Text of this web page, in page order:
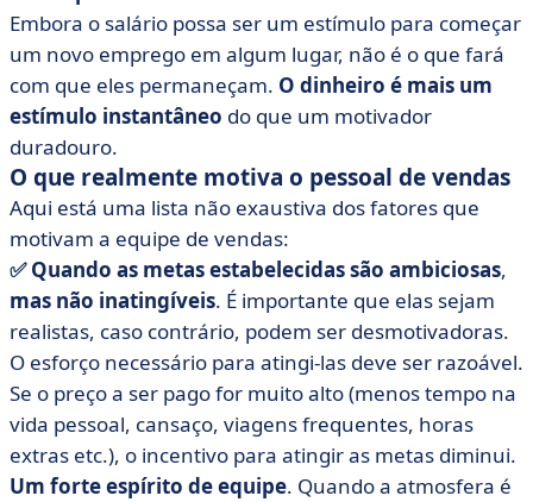
Embora o salário possa ser um estímulo para começar
um novo emprego em algum lugar, não é o que fará
com que eles permaneçam. O dinheiro é mais um
estímulo instantâneo do que um motivador
duradouro.
O que realmente motiva o pessoal de vendas
Aqui está uma lista não exaustiva dos fatores que
motivam a equipe de vendas:
✅ Quando as metas estabelecidas são ambiciosas,
mas não inatingíveis. É importante que elas sejam
realistas, caso contrário, podem ser desmotivadoras.
O esforço necessário para atingi-las deve ser razoável.
Se o preço a ser pago for muito alto (menos tempo na
vida pessoal, cansaço, viagens frequentes, horas
extras etc.), o incentivo para atingir as metas diminui.
Um forte espírito de equipe. Quando a atmosfera é